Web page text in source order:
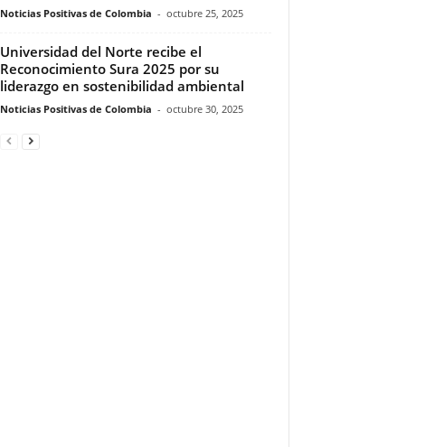
Noticias Positivas de Colombia - octubre 25, 2025
Universidad del Norte recibe el
Reconocimiento Sura 2025 por su
liderazgo en sostenibilidad ambiental
Noticias Positivas de Colombia - octubre 30, 2025